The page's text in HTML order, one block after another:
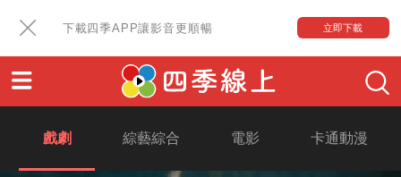
下載四季APP讓影音更順暢 立即下載
戲劇 綜藝綜合 電影 卡通動漫